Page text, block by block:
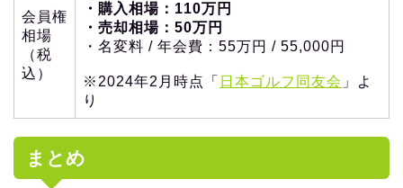
会員権
相場
（税
込）
・購入相場：110万円
・売却相場：50万円
・名変料 / 年会費：55万円 / 55,000円
※2024年2月時点「 日本ゴルフ同友会 」よ
り
まとめ